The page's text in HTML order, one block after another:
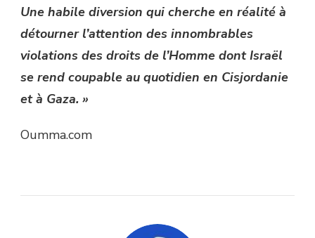
Une habile diversion qui cherche en réalité à
détourner l’attention des innombrables
violations des droits de l’Homme dont Israël
se rend coupable au quotidien en Cisjordanie
et à Gaza. »
Oumma.com